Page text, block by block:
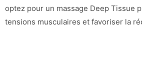
optez pour un massage Deep Tissue
tensions musculaires et favoriser la